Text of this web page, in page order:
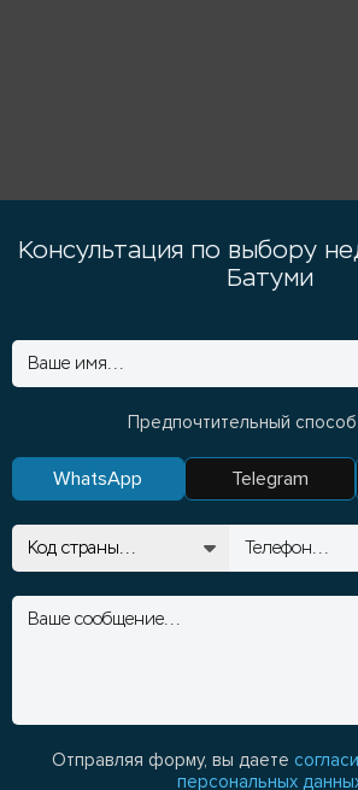
Консультация по выбору
Батуми
Предпочтительный способ
WhatsApp Telegram
Отправляя форму, вы даете
персональных